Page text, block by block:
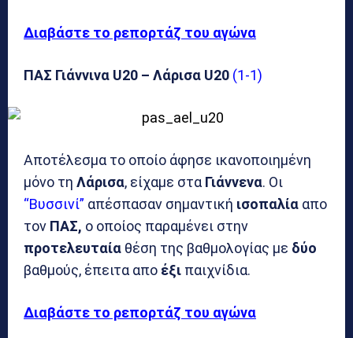
Διαβάστε το ρεπορτάζ του αγώνα
ΠΑΣ Γιάννινα U20 – Λάρισα U20 (1-1)
Αποτέλεσμα το οποίο άφησε ικανοποιημένη
μόνο τη Λάρισα, είχαμε σταΓιάννενα. Οι
“Βυσσινί” απέσπασαν σημαντική ισοπαλία απο
τον ΠΑΣ, ο οποίος παραμένει στην
προτελευταία θέση της βαθμολογίας με δύο
βαθμούς, έπειτα απο έξι παιχνίδια.
Διαβάστε το ρεπορτάζ του αγώνα